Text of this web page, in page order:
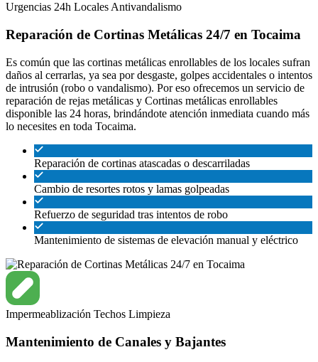
Urgencias 24h LocalesAntivandalismo
Reparación de Cortinas Metálicas 24/7 en Tocaima
Es común que las cortinas metálicas enrollables de los locales sufran
daños al cerrarlas, ya sea por desgaste, golpes accidentales o intentos
de intrusión (robo o vandalismo). Por eso ofrecemos un servicio de
reparación de rejas metálicas y Cortinas metálicas enrollables
disponible las 24 horas, brindándote atención inmediata cuando más
lo necesites en toda Tocaima.
Reparación de cortinas atascadas o descarriladas
Cambio de resortes rotos y lamas golpeadas
Refuerzo de seguridad tras intentos de robo
Mantenimiento de sistemas de elevación manual y eléctrico
Impermeablización Techos Limpieza
Mantenimiento de Canales y Bajantes